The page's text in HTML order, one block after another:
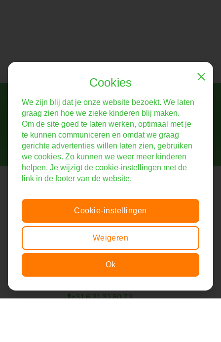
Help mee!
Vertel ons verhaal verder
Stichting De Liedjesfabriek
Bij de Liedjesfabriek voelen zieke kinderen zich even beter. Wij
zorgen voor een plezierige afleiding én een tastbare
herinnering waar ze apetrots op zijn: hun eigen lied en
videoclip!
Bezoekadres:
Groenewoudseweg 322
6525 EL Nijmegen
+31 6 21 31 80 73
Item toegevoegd aan winkelwagen. Afrekenen
Cookies
We zijn blij dat je onze website bezoekt. We laten
graag zien hoe we zieke kinderen blij maken.
Om de site goed te laten werken, optimaal met je
te kunnen communiceren en omdat we graag
gerichte advertenties willen laten zien, gebruiken
we cookies. Zo kunnen we weer meer kinderen
helpen. Je wijzigt de cookie-instellingen met de
link in de footer van de website.
Close
Cookie-instellingen
Weigeren
Ok